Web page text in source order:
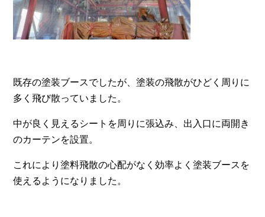
既存の塗装ブースでしたが、塗装の飛散がひどく周りに
多く飛び散っていました。
中が良く見えるシートを周りに張込み、出入口に両開き
のカーテンを設置。
これにより塗料飛散の心配がなく効率よく塗装ブースを
使えるようになりました。